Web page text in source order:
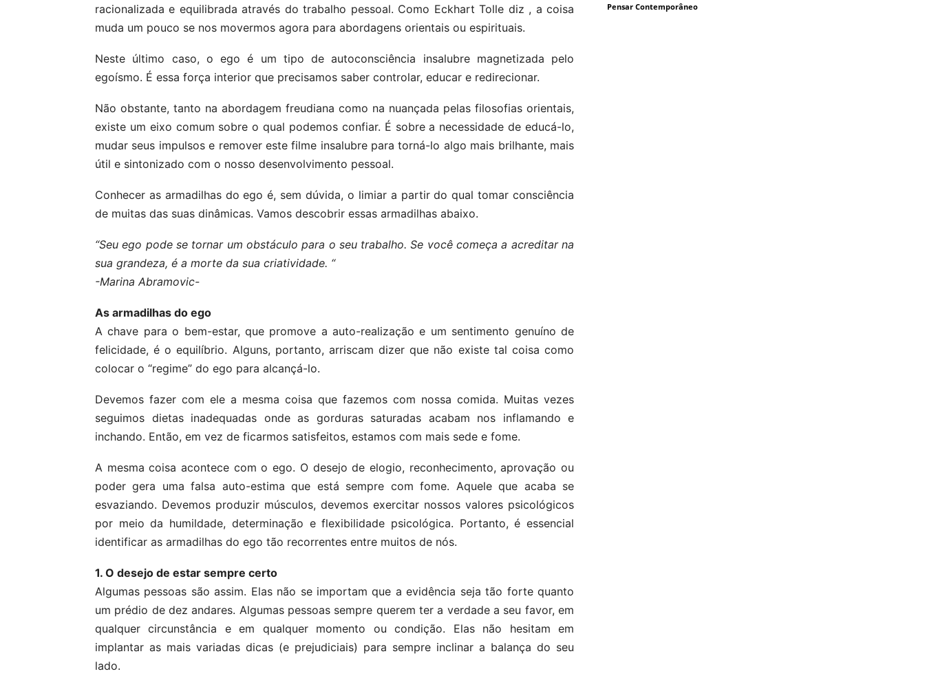
racionalizada e equilibrada através do trabalho pessoal. Como Eckhart Tolle diz , a coisa
muda um pouco se nos movermos agora para abordagens orientais ou espirituais.
Neste último caso, o ego é um tipo de autoconsciência insalubre magnetizada pelo
egoísmo. É essa força interior que precisamos saber controlar, educar e redirecionar.
Não obstante, tanto na abordagem freudiana como na nuançada pelas filosofias orientais,
existe um eixo comum sobre o qual podemos confiar. É sobre a necessidade de educá-lo,
mudar seus impulsos e remover este filme insalubre para torná-lo algo mais brilhante, mais
útil e sintonizado com o nosso desenvolvimento pessoal.
Conhecer as armadilhas do ego é, sem dúvida, o limiar a partir do qual tomar consciência
de muitas das suas dinâmicas. Vamos descobrir essas armadilhas abaixo.
“Seu ego pode se tornar um obstáculo para o seu trabalho. Se você começa a acreditar na
sua grandeza, é a morte da sua criatividade. “
-Marina Abramovic-
As armadilhas do ego
A chave para o bem-estar, que promove a auto-realização e um sentimento genuíno de
felicidade, é o equilíbrio. Alguns, portanto, arriscam dizer que não existe tal coisa como
colocar o “regime” do ego para alcançá-lo.
Devemos fazer com ele a mesma coisa que fazemos com nossa comida. Muitas vezes
seguimos dietas inadequadas onde as gorduras saturadas acabam nos inflamando e
inchando. Então, em vez de ficarmos satisfeitos, estamos com mais sede e fome.
A mesma coisa acontece com o ego. O desejo de elogio, reconhecimento, aprovação ou
poder gera uma falsa auto-estima que está sempre com fome. Aquele que acaba se
esvaziando. Devemos produzir músculos, devemos exercitar nossos valores psicológicos
por meio da humildade, determinação e flexibilidade psicológica. Portanto, é essencial
identificar as armadilhas do ego tão recorrentes entre muitos de nós.
1. O desejo de estar sempre certo
Algumas pessoas são assim. Elas não se importam que a evidência seja tão forte quanto
um prédio de dez andares. Algumas pessoas sempre querem ter a verdade a seu favor, em
qualquer circunstância e em qualquer momento ou condição. Elas não hesitam em
implantar as mais variadas dicas (e prejudiciais) para sempre inclinar a balança do seu
lado.
Pensar Contemporâneo